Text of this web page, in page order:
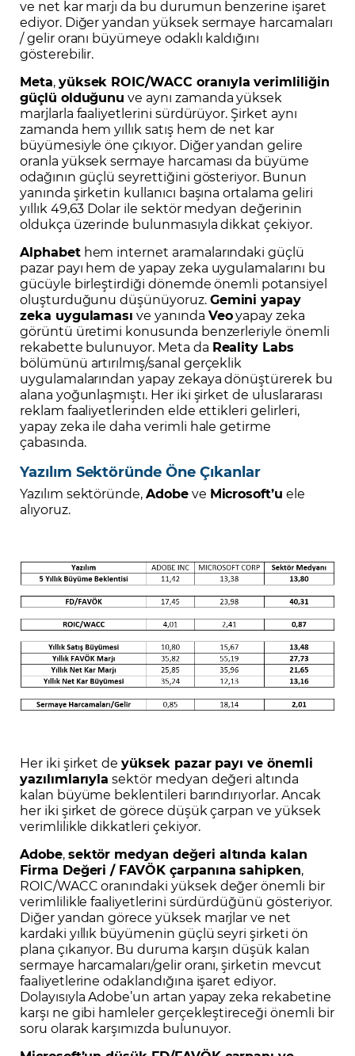
ve net kar marjı da bu durumun benzerine işaret
ediyor. Diğer yandan yüksek sermaye harcamaları
/ gelir oranı büyümeye odaklı kaldığını
gösterebilir.
Meta,yüksek ROIC/WACC oranıyla verimliliğin
güçlü olduğunu ve aynı zamanda yüksek
marjlarla faaliyetlerini sürdürüyor. Şirket aynı
zamanda hem yıllık satış hem de net kar
büyümesiyle öne çıkıyor. Diğer yandan gelire
oranla yüksek sermaye harcaması da büyüme
odağının güçlü seyrettiğini gösteriyor. Bunun
yanında şirketin kullanıcı başına ortalama geliri
yıllık 49,63 Dolar ile sektör medyan değerinin
oldukça üzerinde bulunmasıyla dikkat çekiyor.
Alphabethem internet aramalarındaki güçlü
pazar payı hem de yapay zeka uygulamalarını bu
gücüyle birleştirdiği dönemde önemli potansiyel
oluşturduğunu düşünüyoruz.Gemini yapay
zeka uygulaması ve yanında Veoyapay zeka
görüntü üretimi konusunda benzerleriyle önemli
rekabette bulunuyor. Meta da Reality Labs
bölümünü artırılmış/sanal gerçeklik
uygulamalarından yapay zekaya dönüştürerek bu
alana yoğunlaşmıştı. Her iki şirket de uluslararası
reklam faaliyetlerinden elde ettikleri gelirleri,
yapay zeka ile daha verimli hale getirme
çabasında.
Yazılım Sektöründe Öne Çıkanlar
Yazılım sektöründe,Adobeve Microsoft’u ele
alıyoruz.
Her iki şirket deyüksek pazar payı ve önemli
yazılımlarıyla sektör medyan değeri altında
kalan büyüme beklentileri barındırıyorlar. Ancak
her iki şirket de görece düşük çarpan ve yüksek
verimlilikle dikkatleri çekiyor.
Adobe,sektör medyan değeri altında kalan
Firma Değeri / FAVÖK çarpanına sahipken,
ROIC/WACC oranındaki yüksek değer önemli bir
verimlilikle faaliyetlerini sürdürdüğünü gösteriyor.
Diğer yandan görece yüksek marjlar ve net
kardaki yıllık büyümenin güçlü seyri şirketi ön
plana çıkarıyor. Bu duruma karşın düşük kalan
sermaye harcamaları/gelir oranı, şirketin mevcut
faaliyetlerine odaklandığına işaret ediyor.
Dolayısıyla Adobe’un artan yapay zeka rekabetine
karşı ne gibi hamleler gerçekleştireceği önemli bir
soru olarak karşımızda bulunuyor.